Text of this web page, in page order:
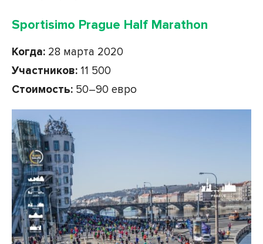
Sportisimo Prague Half Marathon
Когда: 28 марта 2020
Участников: 11 500
Стоимость: 50–90 евро